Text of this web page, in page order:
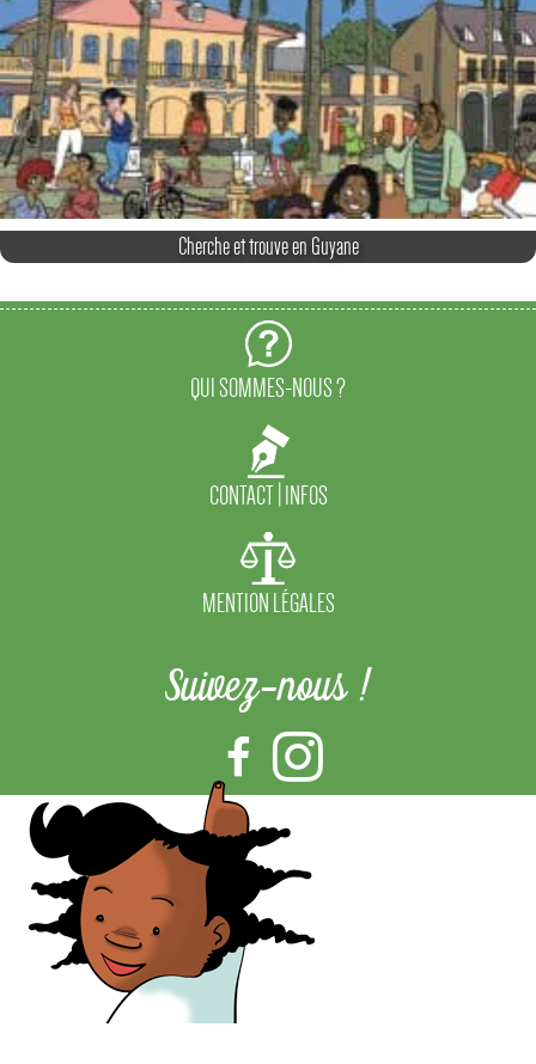
Cherche et trouve en Guyane
QUI SOMMES-NOUS ?
CONTACT | INFOS
MENTION LÉGALES
Suivez-nous !